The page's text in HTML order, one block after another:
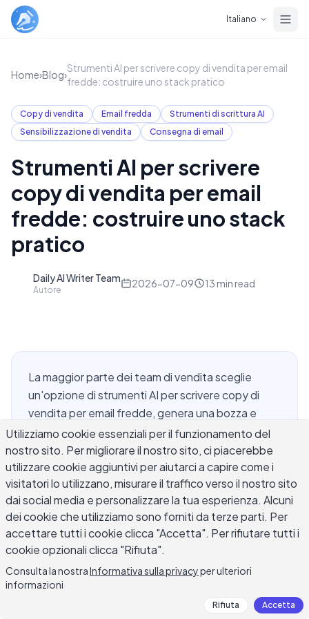
Italiano
Home›Blog›
Strumenti AI per scrivere copy di vendita per email
fredde: costruire uno stack pratico
Copy di vendita Email fredda
Strumenti di scrittura AI
Sensibilizzazione di vendita
Consegna di email
Strumenti AI per scrivere
copy di vendita per email
fredde: costruire uno stack
pratico
Daily AI Writer Team
Autore
2026-07-09 13 min read
La maggior parte dei team di vendita sceglie
un'opzione di strumenti AI per scrivere copy di
vendita per email fredde, genera una bozza e
invia. Questo approccio perde l'opportunità
reale. Uno stack funzionante abbina uno
strumento di redazione con passaggi separati per
la personalizzazione, un passaggio di modifica
sicuro per la consegna, e una revisione del team
prima che qualsiasi cosa raggiunga la casella di
posta di un prospect. Ogni fase risolve problemi
diversi: un gancio generico, una parola che
innesca spam, un fatto che nessuno ha verificato.
Questa guida ti guida attraverso come
assemblare quello stack, cosa dovrebbe
Utilizziamo cookie essenziali per il funzionamento del
nostro sito. Per migliorare il nostro sito, ci piacerebbe
utilizzare cookie aggiuntivi per aiutarci a capire come i
visitatori lo utilizzano, misurare il traffico verso il nostro sito
dai social media e personalizzare la tua esperienza. Alcuni
dei cookie che utilizziamo sono forniti da terze parti. Per
accettare tutti i cookie clicca "Accetta". Per rifiutare tutti i
cookie opzionali clicca "Rifiuta".
Consulta la nostraInformativa sulla privacyper ulteriori
informazioni
Rifiuta Accetta